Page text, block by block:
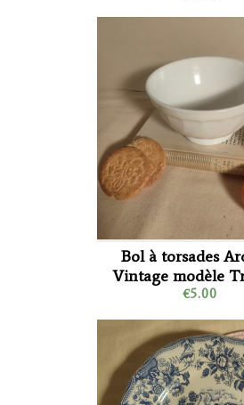
Bol à torsades
Vintage modèle
€5.00